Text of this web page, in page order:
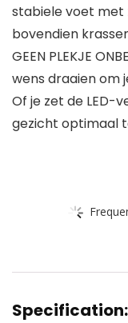
stabiele voet
bovendien
GEEN PLEKJE
wens draaien om
Of je zet de LED-
gezicht optimaal
Specification: